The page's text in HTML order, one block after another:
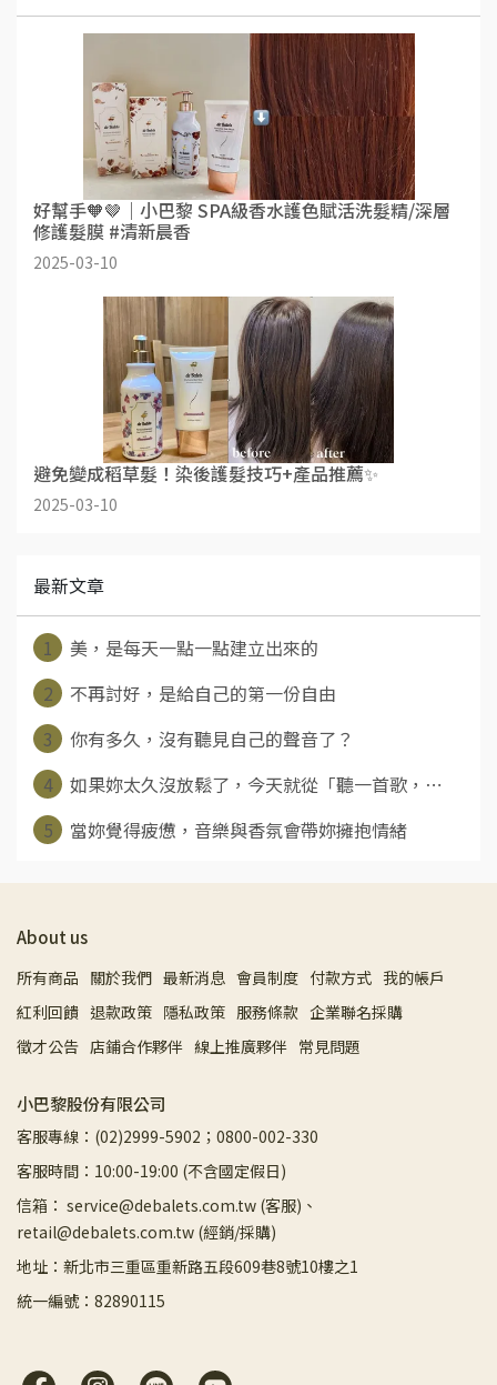
好幫手🧡🤎｜小巴黎 SPA級香水護色賦活洗髮精/深層
修護髮膜 #清新晨香
2025-03-10
避免變成稻草髮！染後護髮技巧+產品推薦✨
2025-03-10
最新文章
1
美，是每天一點一點建立出來的
2
不再討好，是給自己的第一份自由
3
你有多久，沒有聽見自己的聲音了？
4
如果妳太久沒放鬆了，今天就從「聽一首歌，⋯
5
當妳覺得疲憊，音樂與香氛會帶妳擁抱情緒
About us
所有商品 關於我們 最新消息 會員制度 付款方式 我的帳戶
紅利回饋 退款政策 隱私政策 服務條款 企業聯名採購
徵才公告 店鋪合作夥伴 線上推廣夥伴 常見問題
小巴黎股份有限公司
客服專線：(02)2999-5902；0800-002-330
客服時間：10:00-19:00 (不含國定假日)
信箱： service@debalets.com.tw (客服)、
retail@debalets.com.tw (經銷/採購)
地址：新北市三重區重新路五段609巷8號10樓之1
統一編號：82890115